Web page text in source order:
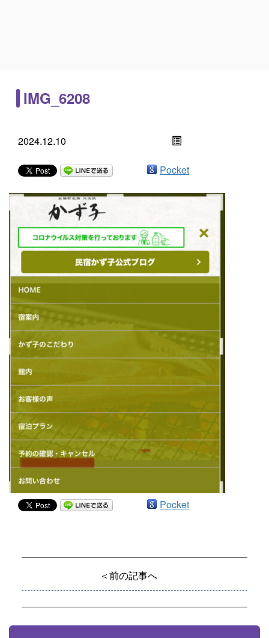
IMG_6208
2024.12.10
Pocket
Pocket
＜前の記事へ